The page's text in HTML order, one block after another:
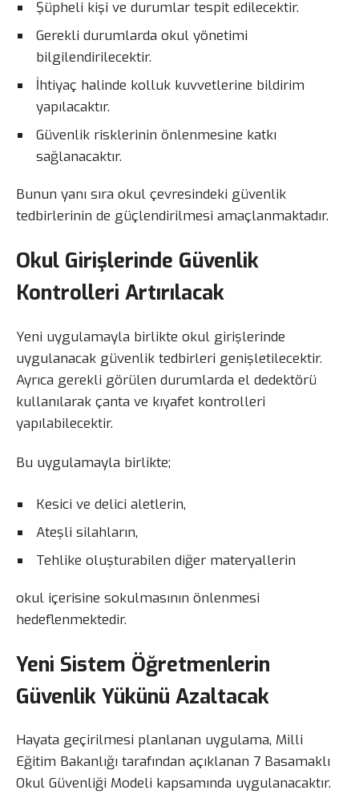
Şüpheli kişi ve durumlar tespit edilecektir.
Gerekli durumlarda okul yönetimi
bilgilendirilecektir.
İhtiyaç halinde kolluk kuvvetlerine bildirim
yapılacaktır.
Güvenlik risklerinin önlenmesine katkı
sağlanacaktır.
Bunun yanı sıra okul çevresindeki güvenlik
tedbirlerinin de güçlendirilmesi amaçlanmaktadır.
Okul Girişlerinde Güvenlik
Kontrolleri Artırılacak
Yeni uygulamayla birlikte okul girişlerinde
uygulanacak güvenlik tedbirleri genişletilecektir.
Ayrıca gerekli görülen durumlarda el dedektörü
kullanılarak çanta ve kıyafet kontrolleri
yapılabilecektir.
Bu uygulamayla birlikte;
Kesici ve delici aletlerin,
Ateşli silahların,
Tehlike oluşturabilen diğer materyallerin
okul içerisine sokulmasının önlenmesi
hedeflenmektedir.
Yeni Sistem Öğretmenlerin
Güvenlik Yükünü Azaltacak
Hayata geçirilmesi planlanan uygulama, Milli
Eğitim Bakanlığı tarafından açıklanan 7 Basamaklı
Okul Güvenliği Modeli kapsamında uygulanacaktır.